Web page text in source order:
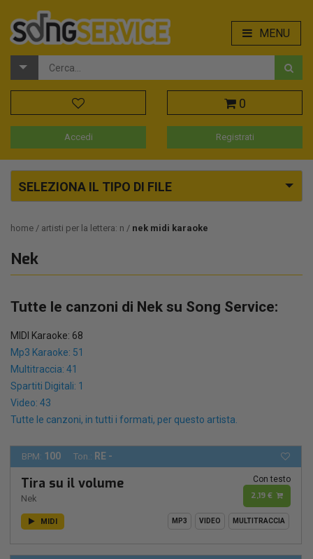
MENU
0
Accedi Registrati
SELEZIONA IL TIPO DI FILE
home artisti per la lettera: n nek midi karaoke
Nek
Tutte le canzoni di Nek su Song Service:
MIDI Karaoke: 68
Mp3 Karaoke: 51
Multitraccia: 41
Spartiti Digitali: 1
Video: 43
Tutte le canzoni, in tutti i formati, per questo artista.
BPM: 100 Ton.: RE -
Tira su il volume
Nek
Con testo
2,19 €
MIDI MP3 VIDEO MULTITRACCIA